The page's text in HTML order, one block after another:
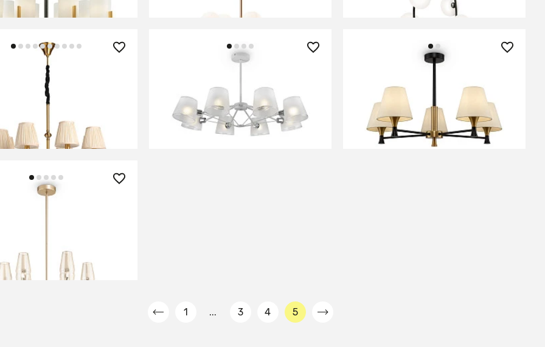
подвесная MW-Light
444012308
В КОРЗИНУ
Люстра Freya FR5108PL-08CH
В КОРЗИНУ
Люстра Freya FR5098PL-05BBS
В КОРЗИНУ
В КОРЗИНУ
1 ... 3 4 5